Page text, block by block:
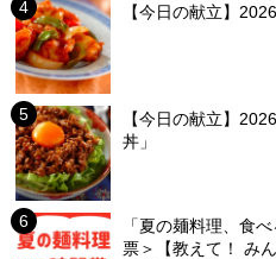
【今日の献立】
【今日の献立】
丼」
「夏の麺料理、食
票＞【教えて！ み